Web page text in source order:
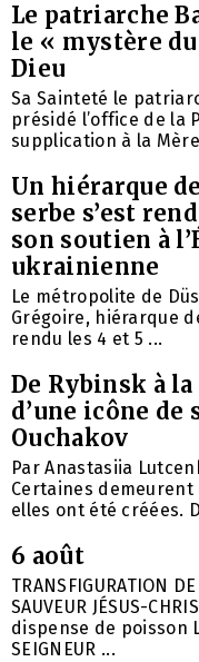
Le patriarche
le « mystère
Dieu
Sa Sainteté le
présidé l’office de la
supplication à la
Un hiérarque
serbe s’est
son soutien à
ukrainienne
Le métropolite de
Grégoire, hiérarque
rendu les 4 et 5 ...
De Rybinsk à la
d’une icône
Ouchakov
Par Anastasiia
Certaines
elles ont été créées.
6 août
TRANSFIGURATION
SAUVEUR JÉSUS-
dispense de poisson
SEIGNEUR ...